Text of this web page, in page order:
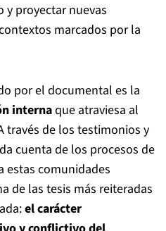
y proyectar nuevas
marcados por la
por el documental es la
internaque atraviesa al
través de los testimonios y
cuenta de los procesos de
estas comunidades
de las tesis más reiteradas
el carácter